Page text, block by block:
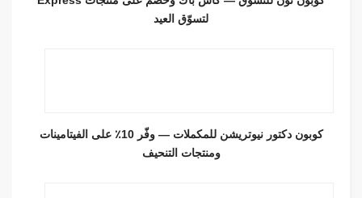
لتسوّق العيد
كوبون دكتور نيوتريشن للمكملات — وفّر 10٪ على الفيتامينات
ومنتجات التنحيف